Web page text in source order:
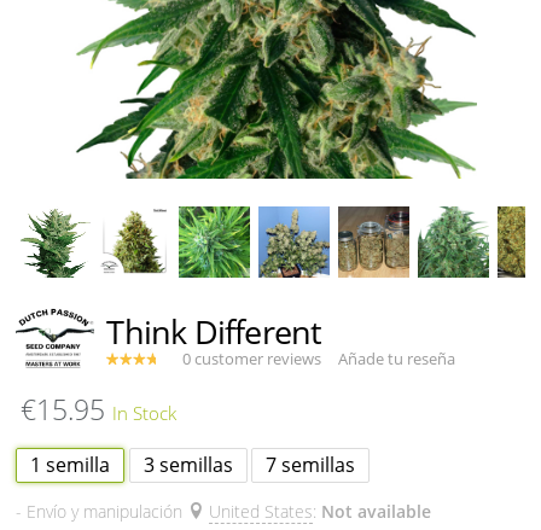
Think Different
0 customer reviews Añade tu reseña
€15.95
1 semilla 3 semillas 7 semillas
- Envío y manipulación United States: Not available